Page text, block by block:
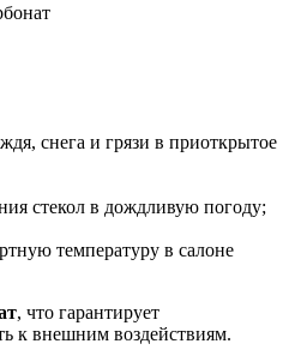
снега и грязи в приоткрытое
стекол в дождливую погоду;
температуру в салоне
, что гарантирует
к внешним воздействиям.